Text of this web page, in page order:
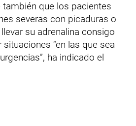
que los pacientes
severas con picaduras o
su adrenalina consigo
“en las que sea
ha indicado el